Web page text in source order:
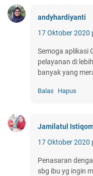
andyhardiyanti
17 Oktober 2020
Semoga aplikasi
pelayanan di
banyak yang
Balas Hapus
Jamilatul
17 Oktober 2020
Penasaran
sbg ibu yg ingin